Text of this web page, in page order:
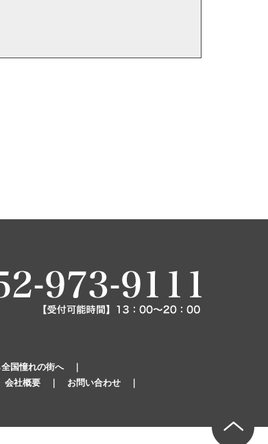
国憧れの街へ｜
会社概要｜ お問い合わせ｜